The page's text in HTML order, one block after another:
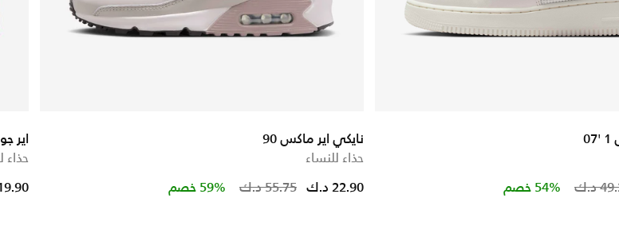
د.ك 54% خصم
نايكي اير ماكس 90
حذاء للنساء
Price reduced from
55.75 د.ك to
22.90 د.ك 59% خصم
اير جوردن
حذاء
reduced from
to
19.90